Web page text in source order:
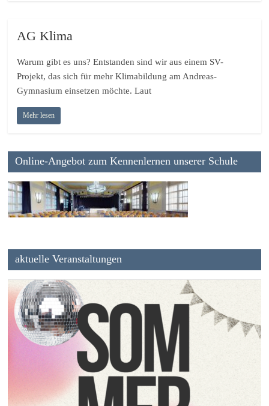
AG Klima
Warum gibt es uns? Entstanden sind wir aus einem SV-
Projekt, das sich für mehr Klimabildung am Andreas-
Gymnasium einsetzen möchte. Laut
Mehr lesen
Online-Angebot zum Kennenlernen unserer Schule
aktuelle Veranstaltungen